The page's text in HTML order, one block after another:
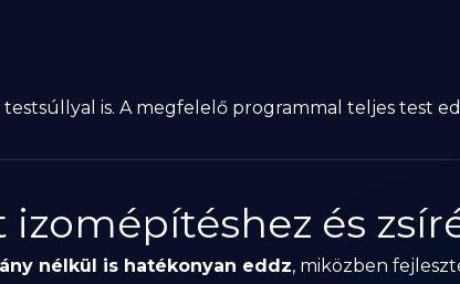
is. A megfelelő programmal teljes test
és
nélkül is hatékonyan eddz, miközben